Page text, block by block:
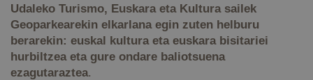
Udaleko Turismo, Euskara eta Kultura sailek
Geoparkearekin elkarlana egin zuten helburu
berarekin: euskal kultura eta euskara bisitariei
hurbiltzea eta gure ondare baliotsuena
ezagutaraztea.